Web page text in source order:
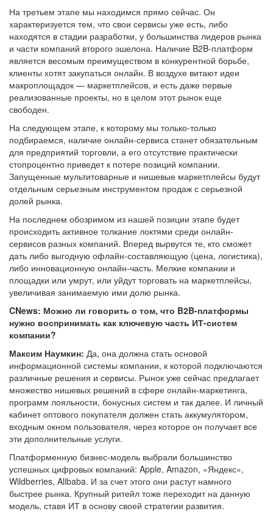
На третьем этапе мы находимся прямо сейчас. Он
характеризуется тем, что свои сервисы уже есть, либо
находятся в стадии разработки, у большинства лидеров рынка
и части компаний второго эшелона. Наличие B2B-платформ
является весомым преимуществом в конкурентной борьбе,
клиенты хотят закупаться онлайн. В воздухе витают идеи
макроплощадок — маркетплейсов, и есть даже первые
реализованные проекты, но в целом этот рынок еще
свободен.
На следующем этапе, к которому мы только-только
подбираемся, наличие онлайн-сервиса станет обязательным
для предприятий торговли, а его отсутствие практически
стопроцентно приведет к потере позиций компании.
Запущенные мультитоварные и нишевые маркетплейсы будут
отдельным серьезным инструментом продаж с серьезной
долей рынка.
На последнем обозримом из нашей позиции этапе будет
происходить активное толкание локтями среди онлайн-
сервисов разных компаний. Вперед вырвутся те, кто сможет
дать либо выгодную офлайн-составляющую (цена, логистика),
либо инновационную онлайн-часть. Мелкие компании и
площадки или умрут, или уйдут торговать на маркетплейсы,
увеличивая занимаемую ими долю рынка.
CNews: Можно ли говорить о том, что B2B-платформы
нужно воспринимать как ключевую часть ИТ-систем
компании?
Максим Наумкин: Да, она должна стать основой
информационной системы компании, к которой подключаются
различные решения и сервисы. Рынок уже сейчас предлагает
множество нишевых решений в сфере онлайн-маркетинга,
программ лояльности, бонусных систем и так далее. И личный
кабинет оптового покупателя должен стать аккумулятором,
входным окном пользователя, через которое он получает все
эти дополнительные услуги.
Платформенную бизнес-модель выбрали большинство
успешных цифровых компаний: Apple, Amazon, «Яндекс»,
Wildberries, Alibaba. И за счет этого они растут намного
быстрее рынка. Крупный ритейл тоже переходит на данную
модель, ставя ИТ в основу своей стратегии развития.